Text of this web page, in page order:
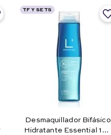
TF Y SETS
Desmaquillador Bifásico
Hidratante Essential 180